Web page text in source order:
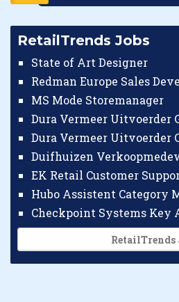
RetailTrends Jobs
State of Art Designer
Redman Europe Sales
MS Mode Storemanager
Dura Vermeer Uitvoerder
Dura Vermeer Uitvoerder
Duifhuizen
EK Retail Customer
Hubo Assistent Category
RetailTrends